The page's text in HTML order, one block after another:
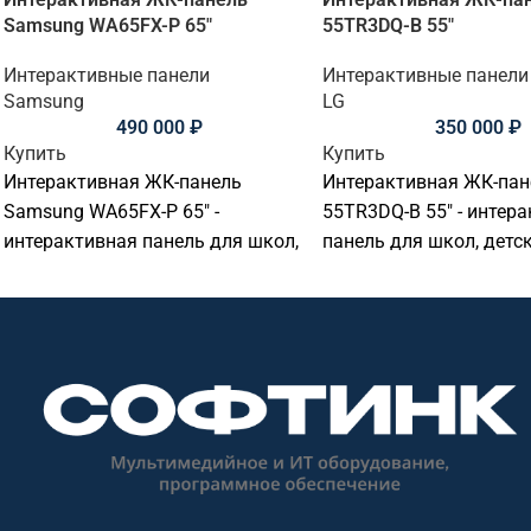
Samsung WA65FX-P 65"
Интерактивные панели
Samsung
490 000 ₽
Купить
Интерактивная ЖК-панель
Samsung WA65FX-P 65" -
интерактивная панель для школ,
переговорных комнат и учебных
разрешение: 3840x2160@60Гц
(16:9), сенсор: 50 касаний,
55TR3DQ-B 55"
Интерактивные панели
LG
350 000 ₽
Купить
Интерактивная ЖК-
55TR3DQ-B 55" -
панель для школ,
комнат и учебных
3840x2160@60Гц
касаний, яркость: 390,